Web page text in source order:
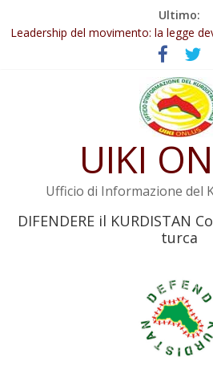
Ultimo:
Abdullah Öcalan: Le legge negativa
Leadership del movimento: la legge
Öcalan e l’intero movimento
Commissione donne del KNK: Şengal
Non tenere conto della situazione di
Il KNK chiede un’azione
UIKI
Ufficio di Informazione del
DIFENDERE il KURDISTAN
turca